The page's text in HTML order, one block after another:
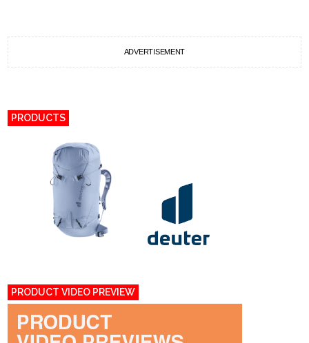
ADVERTISEMENT
PRODUCTS
PRODUCT VIDEO PREVIEW